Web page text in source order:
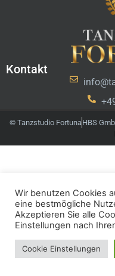
Kontakt
© Tanzstudio FortunaHBS
Wir benutzen Cookies
eine bestmögliche
Akzeptieren Sie alle
Einstellungen nach
Cookie Einstellungen